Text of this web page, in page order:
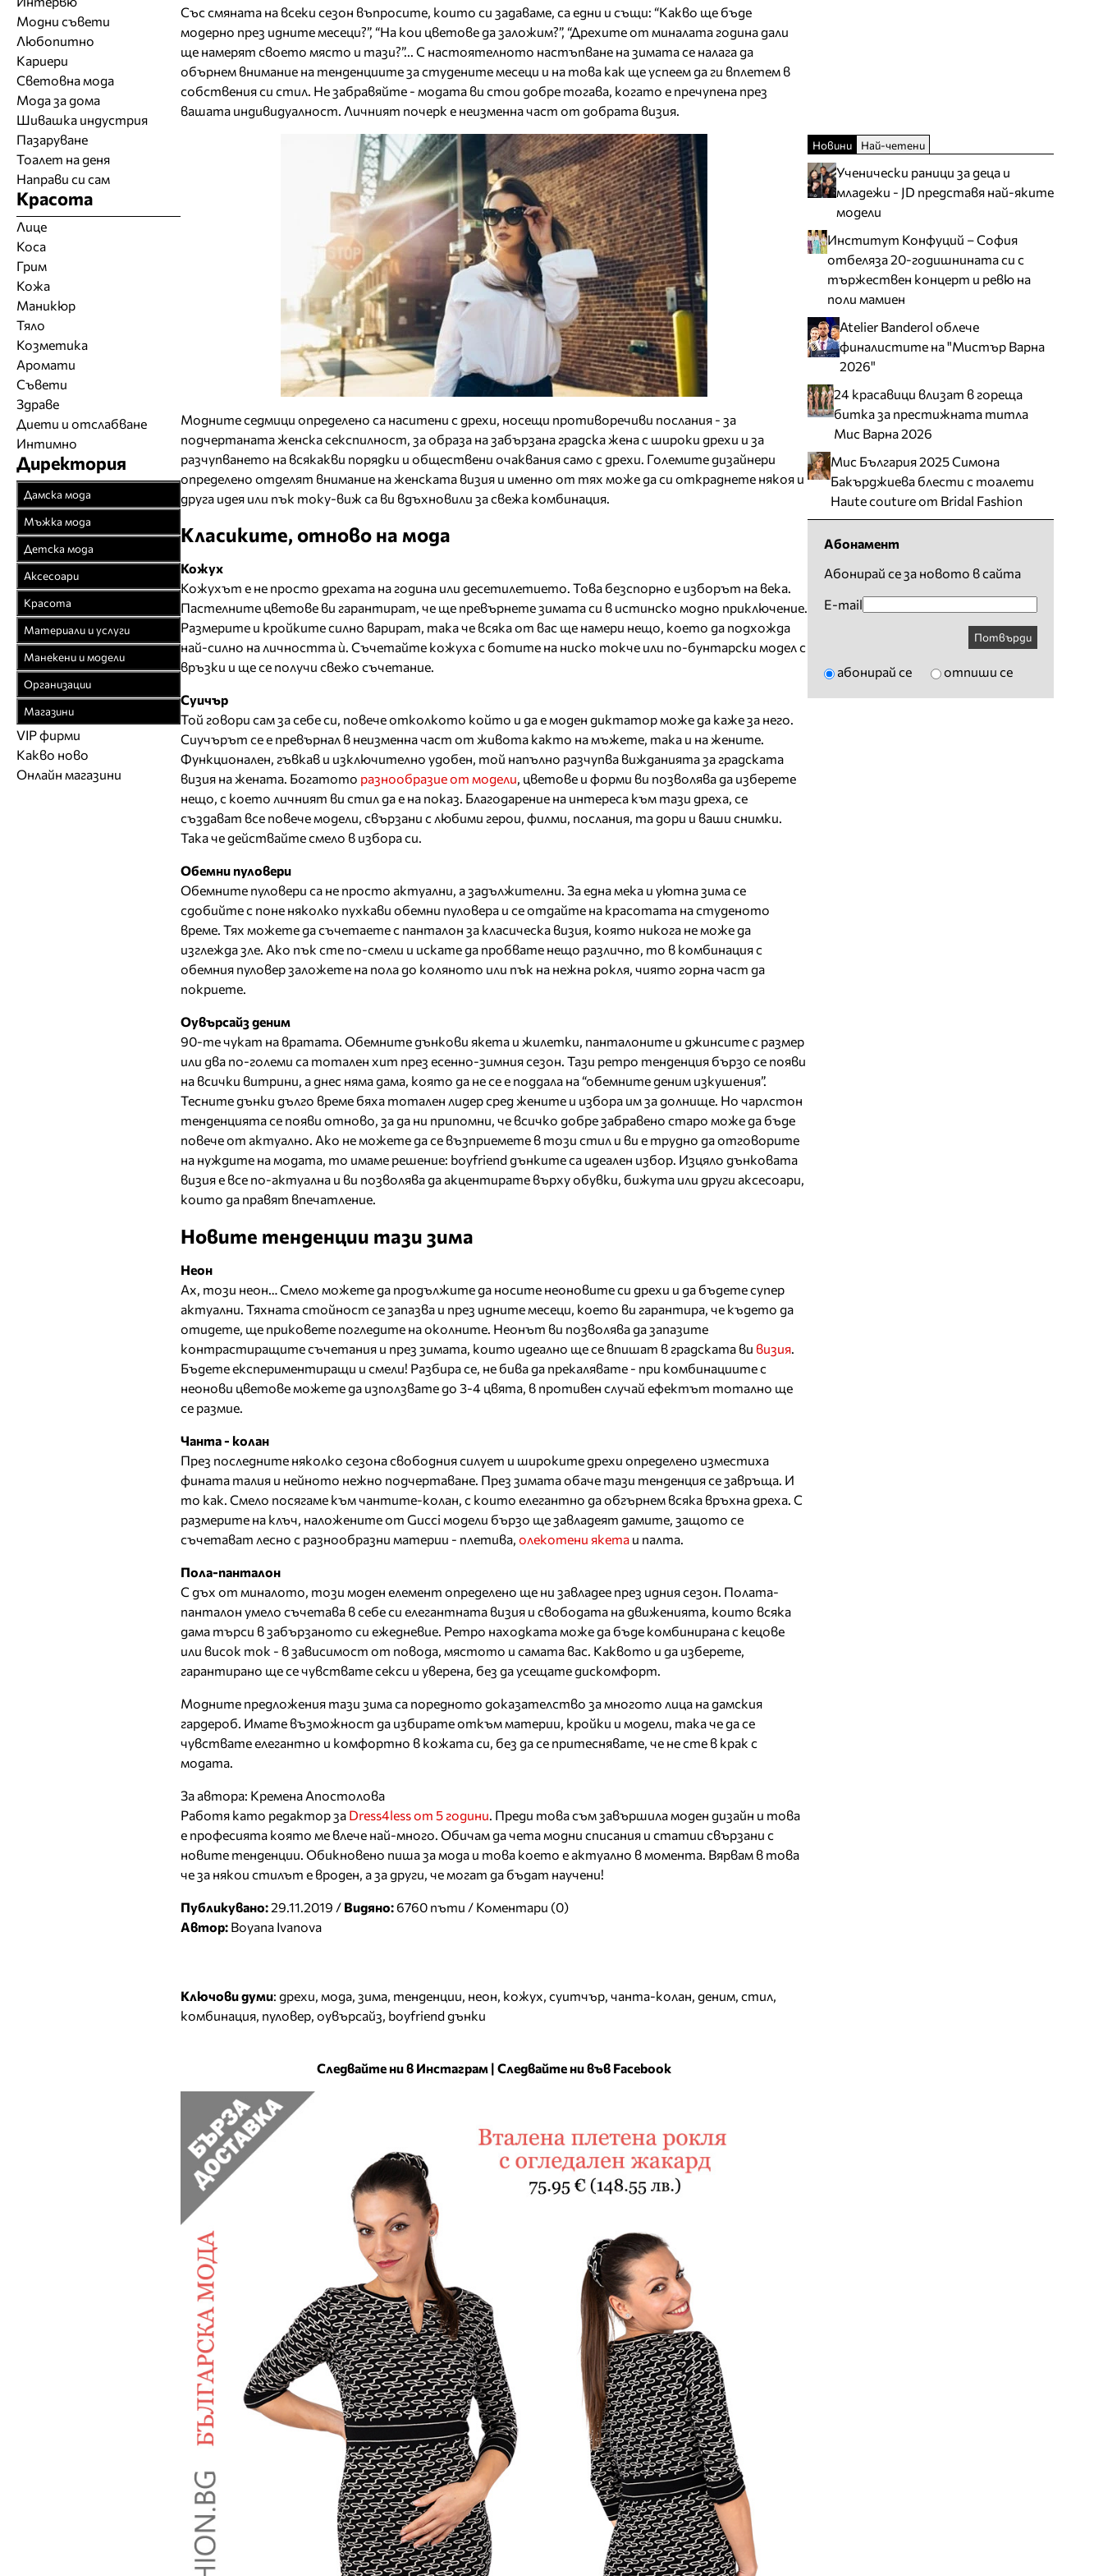
Със смяната на всеки сезон въпросите, които си задаваме, са едни и същи: “Какво ще бъде
модерно през идните месеци?”, “На кои цветове да заложим?”, “Дрехите от миналата година дали
ще намерят своето място и тази?”... С настоятелното настъпване на зимата се налага да
обърнем внимание на тенденциите за студените месеци и на това как ще успеем да ги вплетем в
собствения си стил. Не забравяйте - модата ви стои добре тогава, когато е пречупена през
вашата индивидуалност. Личният почерк е неизменна част от добрата визия.
Модните седмици определено са наситени с дрехи, носещи противоречиви послания - за
подчертаната женска секспилност, за образа на забързана градска жена с широки дрехи и за
разчупването на всякакви порядки и обществени очаквания само с дрехи. Големите дизайнери
определено отделят внимание на женската визия и именно от тях може да си откраднете някоя и
друга идея или пък току-виж са ви вдъхновили за свежа комбинация.
Класиките, отново на мода
Кожух
Кожухът е не просто дрехата на година или десетилетието. Това безспорно е изборът на века.
Пастелните цветове ви гарантират, че ще превърнете зимата си в истинско модно приключение.
Размерите и кройките силно варират, така че всяка от вас ще намери нещо, което да подхожда
най-силно на личността ѝ. Съчетайте кожуха с ботите на ниско токче или по-бунтарски модел с
връзки и ще се получи свежо съчетание.
Суичър
Той говори сам за себе си, повече отколкото който и да е моден диктатор може да каже за него.
Сиучърът се е превърнал в неизменна част от живота както на мъжете, така и на жените.
Функционален, гъвкав и изключително удобен, той напълно разчупва вижданията за градската
визия на жената. Богатото разнообразие от модели, цветове и форми ви позволява да изберете
нещо, с което личният ви стил да е на показ. Благодарение на интереса към тази дреха, се
създават все повече модели, свързани с любими герои, филми, послания, та дори и ваши снимки.
Така че действайте смело в избора си.
Обемни пуловери
Обемните пуловери са не просто актуални, а задължителни. За една мека и уютна зима се
сдобийте с поне няколко пухкави обемни пуловера и се отдайте на красотата на студеното
време. Тях можете да съчетаете с панталон за класическа визия, която никога не може да
изглежда зле. Ако пък сте по-смели и искате да пробвате нещо различно, то в комбинация с
обемния пуловер заложете на пола до коляното или пък на нежна рокля, чиято горна част да
покриете.
Оувърсайз деним
90-те чукат на вратата. Обемните дънкови якета и жилетки, панталоните и джинсите с размер
или два по-големи са тотален хит през есенно-зимния сезон. Тази ретро тенденция бързо се появи
на всички витрини, а днес няма дама, която да не се е поддала на “обемните деним изкушения”.
Тесните дънки дълго време бяха тотален лидер сред жените и избора им за долнище. Но чарлстон
тенденцията се появи отново, за да ни припомни, че всичко добре забравено старо може да бъде
повече от актуално. Ако не можете да се възприемете в този стил и ви е трудно да отговорите
на нуждите на модата, то имаме решение: boyfriend дънките са идеален избор. Изцяло дънковата
визия е все по-актуална и ви позволява да акцентирате върху обувки, бижута или други аксесоари,
които да правят впечатление.
Новите тенденции тази зима
Неон
Ах, този неон… Смело можете да продължите да носите неоновите си дрехи и да бъдете супер
актуални. Тяхната стойност се запазва и през идните месеци, което ви гарантира, че където да
отидете, ще приковете погледите на околните. Неонът ви позволява да запазите
контрастиращите съчетания и през зимата, които идеално ще се впишат в градската ви визия.
Бъдете експериментиращи и смели! Разбира се, не бива да прекалявате - при комбинациите с
неонови цветове можете да използвате до 3-4 цвята, в противен случай ефектът тотално ще
се размие.
Чанта - колан
През последните няколко сезона свободния силует и широките дрехи определено изместиха
фината талия и нейното нежно подчертаване. През зимата обаче тази тенденция се завръща. И
то как. Смело посягаме към чантите-колан, с които елегантно да обгърнем всяка връхна дреха. С
размерите на клъч, наложените от Gucci модели бързо ще завладеят дамите, защото се
съчетават лесно с разнообразни материи - плетива, олекотени якета и палта.
Пола-панталон
С дъх от миналото, този моден елемент определено ще ни завладее през идния сезон. Полата-
панталон умело съчетава в себе си елегантната визия и свободата на движенията, които всяка
дама търси в забързаното си ежедневие. Ретро находката може да бъде комбинирана с кецове
или висок ток - в зависимост от повода, мястото и самата вас. Каквото и да изберете,
гарантирано ще се чувствате секси и уверена, без да усещате дискомфорт.
Модните предложения тази зима са поредното доказателство за многото лица на дамския
гардероб. Имате възможност да избирате откъм материи, кройки и модели, така че да се
чувствате елегантно и комфортно в кожата си, без да се притеснявате, че не сте в крак с
модата.
За автора: Кремена Апостолова
Работя като редактор за Dress4less от 5 години. Преди това съм завършила моден дизайн и това
е професията която ме влече най-много. Обичам да чета модни списания и статии свързани с
новите тенденции. Обикновено пиша за мода и това което е актуално в момента. Вярвам в това
че за някои стилът е вроден, а за други, че могат да бъдат научени!
Публикувано:29.11.2019 / Видяно:6760 пъти / Коментари (0)
Автор: Boyana Ivanova
Ключови думи: дрехи, мода, зима, тенденции, неон, кожух, суитчър, чанта-колан, деним, стил,
комбинация, пуловер, оувърсайз, boyfriend дънки
Следвайте ни в Инстаграм | Следвайте ни във Facebook
Модни съвети
Любопитно
Кариери
Световна мода
Мода за дома
Шивашка индустрия
Пазаруване
Тоалет на деня
Направи си сам
Красота
Лице
Коса
Грим
Кожа
Маникюр
Тяло
Козметика
Аромати
Съвети
Здраве
Диети и отслабване
Интимно
Директория
Дамска мода
Връхни облекла
Официални облекла
Булчински рокли
Спортни облекла
Плетени облекла
Кожени облекла
Рисувана коприна
Чорапогащи
Бельо
Бански костюми
Модни дизайнери
Бутици
Мъжка мода
Връхни облекла
Официални облекла
Спортни облекла
Дънкови облекла
Кожени облекла
Вратовръзки
Бански
Бельо
Детска мода
Детски дрехи
Бебешки дрехи
Младежки дрехи
Аксесоари
Бижута
Чанти
Колани
Чорапи
Шапки
Часовници
Обувки
Други аксесоари
Красота
Парфюмерия
Козметика
Фризьорство
Салони за красота
Естетична хирургия
Солариуми
Фитнес и здраве
Материали и услуги
Текстил
Спомагателни
материали
Закачалки, щендери
Работа на ишлеме
CAD/CAM услуги
Манекени и модели
Агенции за модели
Модна фотография
Модели
Организации
Браншови съюзи
Образователни
Модни списания
Сватбени агенции
Магазини
Магазини за дрехи
Магазини за обувки
Магазини за aксесоари
VIP фирми
Какво ново
Онлайн магазини
Новини Най-четени
Ученически раници за деца и
младежи - JD представя най-яките
модели
Институт Конфуций – София
отбеляза 20-годишнината си с
тържествен концерт и ревю на
поли мамиен
Atelier Banderol облече
финалистите на "Мистър Варна
2026"
24 красавици влизат в гореща
битка за престижната титла
Мис Варна 2026
Мис България 2025 Симона
Бакърджиева блести с тоалети
Haute couture от Bridal Fashion
Абонамент
Абонирай се за новото в сайта
E-mail
Потвърди
абонирай се отпиши се